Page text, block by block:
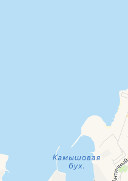
объектов в Севастополе